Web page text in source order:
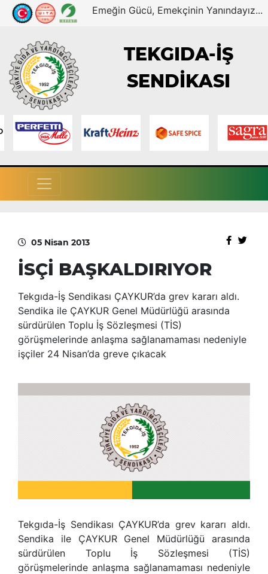
Emeğin Gücü, Emekçinin Yanındayız...
TEKGIDA-İŞ
SENDİKASI
05 Nisan 2013
İSÇİ BAŞKALDIRIYOR
Tekgıda-İş Sendikası ÇAYKUR’da grev kararı aldı.
Sendika ile ÇAYKUR Genel Müdürlüğü arasında
sürdürülen Toplu İş Sözleşmesi (TİS)
görüşmelerinde anlaşma sağlanamaması nedeniyle
işçiler 24 Nisan’da greve çıkacak
Tekgıda-İş Sendikası ÇAYKUR’da grev kararı aldı.
Sendika ile ÇAYKUR Genel Müdürlüğü arasında
sürdürülen Toplu İş Sözleşmesi (TİS)
görüşmelerinde anlaşma sağlanamaması nedeniyle